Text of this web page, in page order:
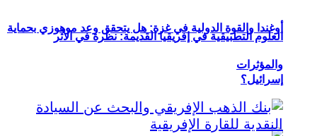
أوغندا والقوة الدولية في غزة: هل يتحقق وعد موهوزي بحماية
إسرائيل؟
العلوم التطبيقية في إفريقيا القديمة: نظرة في الأثر
والمؤثرات